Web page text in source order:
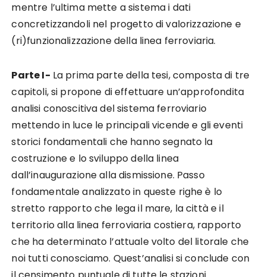
mentre l’ultima mette a sistema i dati
concretizzandoli nel progetto di valorizzazione e
(ri)funzionalizzazione della linea ferroviaria.
Parte I- La prima parte della tesi, composta di tre
capitoli, si propone di effettuare un’approfondita
analisi conoscitiva del sistema ferroviario
mettendo in luce le principali vicende e gli eventi
storici fondamentali che hanno segnato la
costruzione e lo sviluppo della linea
dall’inaugurazione alla dismissione. Passo
fondamentale analizzato in queste righe è lo
stretto rapporto che lega il mare, la città e il
territorio alla linea ferroviaria costiera, rapporto
che ha determinato l’attuale volto del litorale che
noi tutti conosciamo. Quest’analisi si conclude con